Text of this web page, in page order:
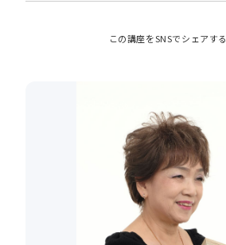
この講座をSNSでシェアする